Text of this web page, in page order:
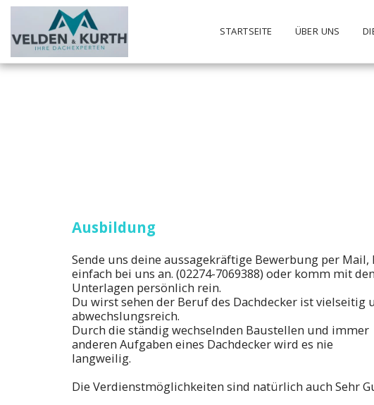
STARTSEITE ÜBER UNS
Ausbildung
Sende uns deine aussagekräftige Bewerbung per Mail,
einfach bei uns an. (02274-7069388) oder komm mit den
Unterlagen persönlich rein.
Du wirst sehen der Beruf des Dachdecker ist vielseitig
abwechslungsreich.
Durch die ständig wechselnden Baustellen und immer
anderen Aufgaben eines Dachdecker wird es nie
langweilig.
Die Verdienstmöglichkeiten sind natürlich auch Sehr